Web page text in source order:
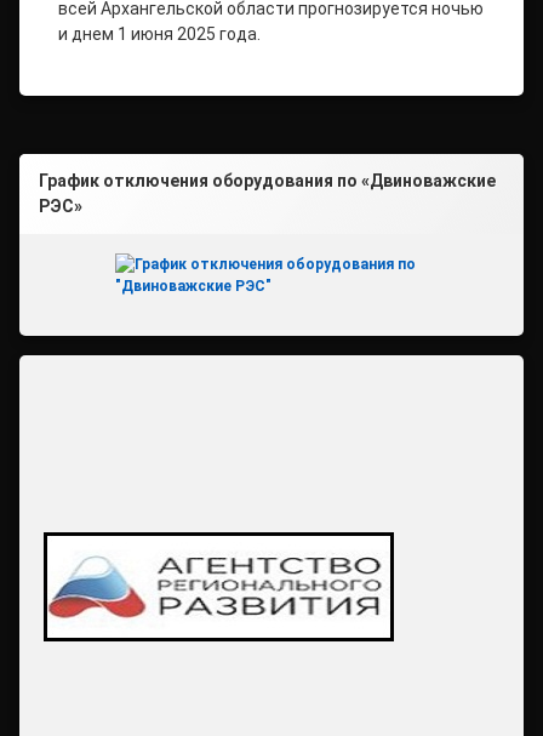
всей Архангельской области прогнозируется ночью
и днем 1 июня 2025 года.
График отключения оборудования по «Двиноважские
РЭС»